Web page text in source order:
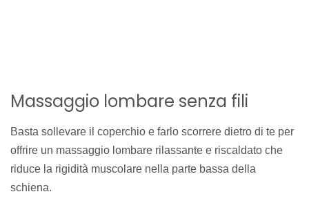
Massaggio lombare senza fili
Basta sollevare il coperchio e farlo scorrere dietro di te per
offrire un massaggio lombare rilassante e riscaldato che
riduce la rigidità muscolare nella parte bassa della
schiena.